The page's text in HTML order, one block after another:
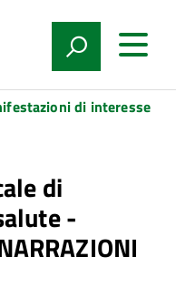
di interesse
di
-